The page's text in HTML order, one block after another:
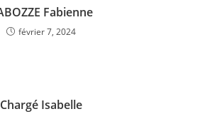
Fabienne
février 7, 2024
Chargé Isabelle